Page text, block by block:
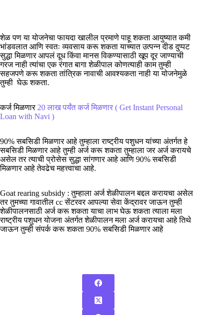
शेळ पण या योजनेचा फायदा खालील प्रमाणे पाहू शकता आयुष्यात कमी
भांडवलात आणि स्वतः व्यवसाय करू शकता याच्यात उत्पन्न दीड दुप्पट
सुद्धा मिळणार आपलं दूध किंवा मानस विकण्यासाठी खूप दूर जाण्याची
गरज नाही त्यांचा एक रंगात बागा शेळीपाल कोणत्याही काम तुम्ही
सहजपणे करू शकता तांत्रिक नावाची आवश्यकता नाही या योजनेमुळे
तुम्ही घेऊ शकता.
कर्ज मिळणार 20 लाख पर्यंत कर्ज मिळणार ( Get Instant Personal
Loan with Navi )
90% सबसिडी मिळणार आहे तुम्हाला राष्ट्रीय पशुधन यांच्या अंतर्गत हे
सबसिडी मिळणार आहे तुम्ही अर्ज करू शकता तुम्हाला जर अर्ज करायचे
असेल तर त्याची प्रोसेस सुद्धा सांगणार आहे आणि 90% सबसिडी
मिळणार आहे तेवढेच महत्त्वाचा आहे.
Goat rearing subsidy : तुम्हाला अर्ज शेळीपालन बद्दल करायचा असेल
तर तुमच्या गावातील cc सेंटरवर आपल्या सेवा केंद्रावर जाऊन तुम्ही
शेळीपालनसाठी अर्ज करू शकता याचा लाभ घेऊ शकता त्याला मला
राष्ट्रीय पशुधन योजना अंतर्गत शेळीपालन मला अर्ज करायचा आहे तिथे
जाऊन तुम्ही संपर्क करू शकता 90% सबसिडी मिळणार आहे